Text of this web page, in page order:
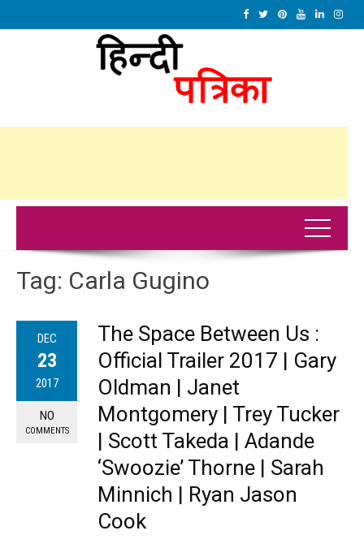
Tag: Carla Gugino
DEC
23
2017
NO
COMMENTS
The Space Between Us :
Official Trailer 2017 | Gary
Oldman | Janet
Montgomery | Trey Tucker
| Scott Takeda | Adande
‘Swoozie’ Thorne | Sarah
Minnich | Ryan Jason
Cook